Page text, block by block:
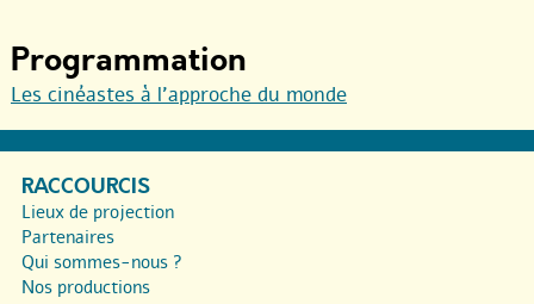
Programmation
Les cinéastes à l’approche du monde
RACCOURCIS
Lieux de projection
Partenaires
Qui sommes-nous ?
Nos productions